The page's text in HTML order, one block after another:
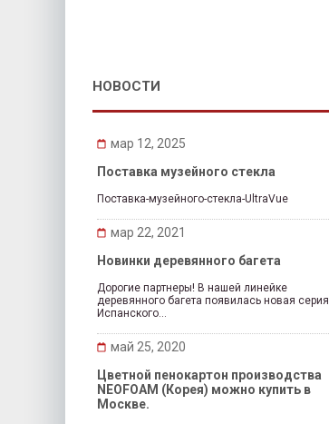
НОВОСТИ
мар 12, 2025
Поставка музейного стекла
Поставка-музейного-стекла-UltraVue
мар 22, 2021
Новинки деревянного багета
Дорогие партнеры! В нашей линейке
деревянного багета появилась новая серия
Испанского...
май 25, 2020
Цветной пенокартон производства
NEOFOAM (Корея) можно купить в
Москве.